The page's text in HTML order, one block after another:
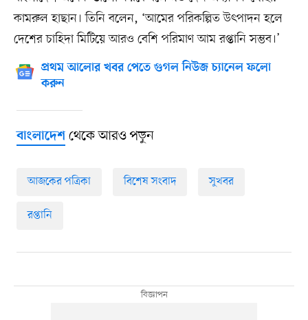
কামরুল হাছান। তিনি বলেন, ‘আমের পরিকল্পিত উৎপাদন হলে
দেশের চাহিদা মিটিয়ে আরও বেশি পরিমাণ আম রপ্তানি সম্ভব।’
প্রথম আলোর খবর পেতে গুগল নিউজ চ্যানেল ফলো
করুন
বাংলাদেশথেকে আরও পড়ুন
আজকের পত্রিকা বিশেষ সংবাদ সুখবর
রপ্তানি